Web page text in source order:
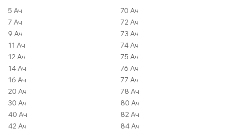
5 Ач
7 Ач
9 Ач
11 Ач
12 Ач
14 Ач
16 Ач
20 Ач
30 Ач
40 Ач
42 Ач
70 Ач
72 Ач
73 Ач
74 Ач
75 Ач
76 Ач
77 Ач
78 Ач
80 Ач
82 Ач
84 Ач